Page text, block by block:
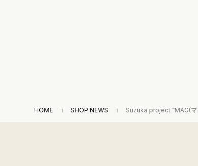
HOME SHOP NEWS Suzuka project “MAG(マ